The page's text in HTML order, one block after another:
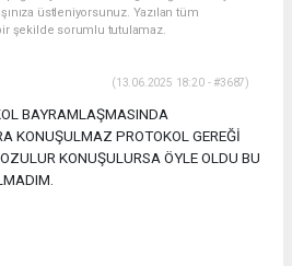
üstleniyorsunuz. Yazılan tüm
şekilde sorumlu tutulamaz.
(13.06.2025 18:20 - #3687)
BAYRAMLAŞMASINDA
KONUŞULMAZ PROTOKOL GEREĞİ
KONUŞULURSA ÖYLE OLDU BU